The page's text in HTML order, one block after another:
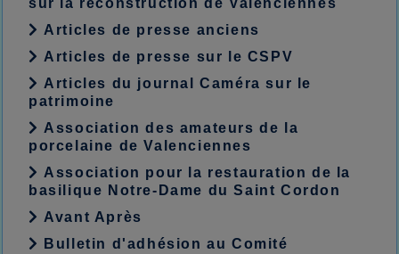
Articles de presse anciens
Articles de presse sur le CSPV
Articles du journal Caméra sur le
patrimoine
Association des amateurs de la
porcelaine de Valenciennes
Association pour la restauration de la
basilique Notre-Dame du Saint Cordon
Avant Après
Bulletin d'adhésion au Comité